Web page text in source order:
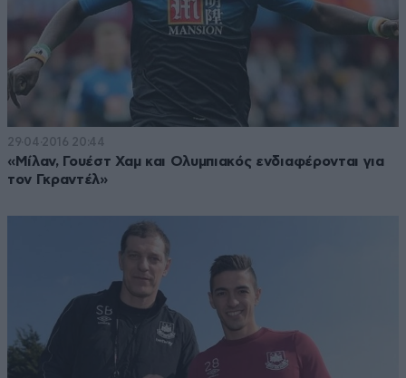
29·04·2016 20:44
«Μίλαν, Γουέστ Χαμ και Ολυμπιακός ενδιαφέρονται για
τον Γκραντέλ»